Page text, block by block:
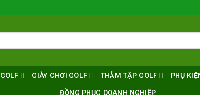
GIÀY CHƠI GOLF THẢM TẬP GOLF PHỤ
ĐỒNG PHỤC DOANH NGHIỆP